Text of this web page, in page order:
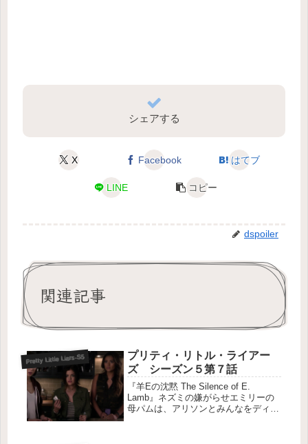
シェアする
X Facebook はてブ
LINE コピー
dspoiler
関連記事
Pretty Little Liars-S5
プリティ・リトル・ライアー
ズ シーズン５第７話
『羊Eの沈黙 The Silence of E.
Lamb』ネズミの嫌がらせエミリーの
母パムは、アリソンとみんなをディナ